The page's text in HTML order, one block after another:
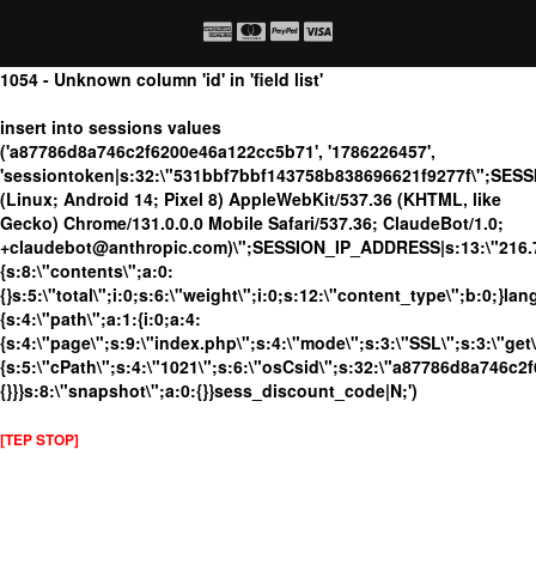
1054 - Unknown column 'id' in 'field list'
insert into sessions values
('a87786d8a746c2f6200e46a122cc5b71', '1786226457',
(Linux; Android 14; Pixel 8) AppleWebKit/537.36 (KHTML, like
Gecko) Chrome/131.0.0.0 Mobile Safari/537.36; ClaudeBot/1.0;
{s:8:\"contents\";a:0:
{s:4:\"path\";a:1:{i:0;a:4:
{}}}s:8:\"snapshot\";a:0:{}}sess_discount_code|N;')
[TEP STOP]